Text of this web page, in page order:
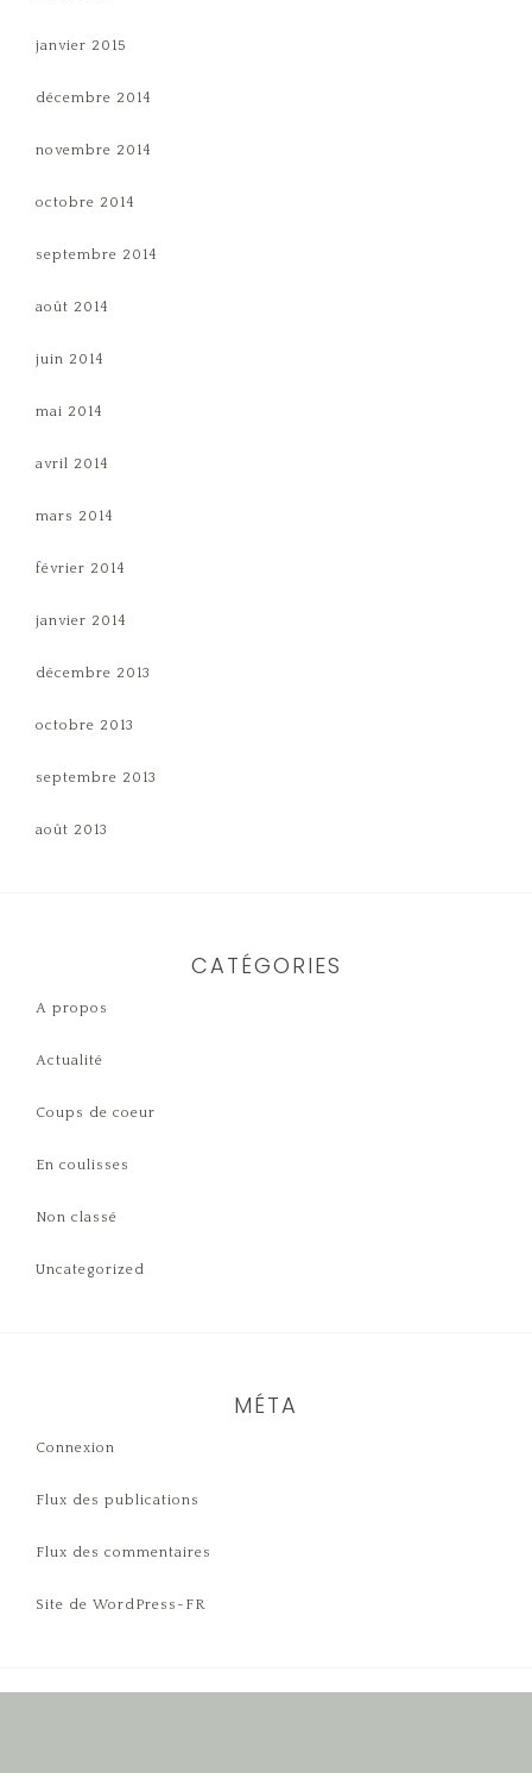
janvier 2015
décembre 2014
novembre 2014
octobre 2014
septembre 2014
août 2014
juin 2014
mai 2014
avril 2014
mars 2014
février 2014
janvier 2014
décembre 2013
octobre 2013
septembre 2013
août 2013
CATÉGORIES
A propos
Actualité
Coups de coeur
En coulisses
Non classé
Uncategorized
MÉTA
Connexion
Flux des publications
Flux des commentaires
Site de WordPress-FR